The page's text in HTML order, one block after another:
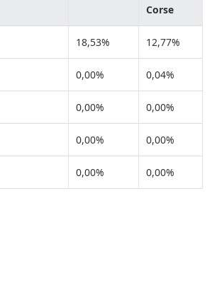
Corse
18,53% 12,77%
0,00% 0,04%
0,00% 0,00%
0,00% 0,00%
0,00% 0,00%